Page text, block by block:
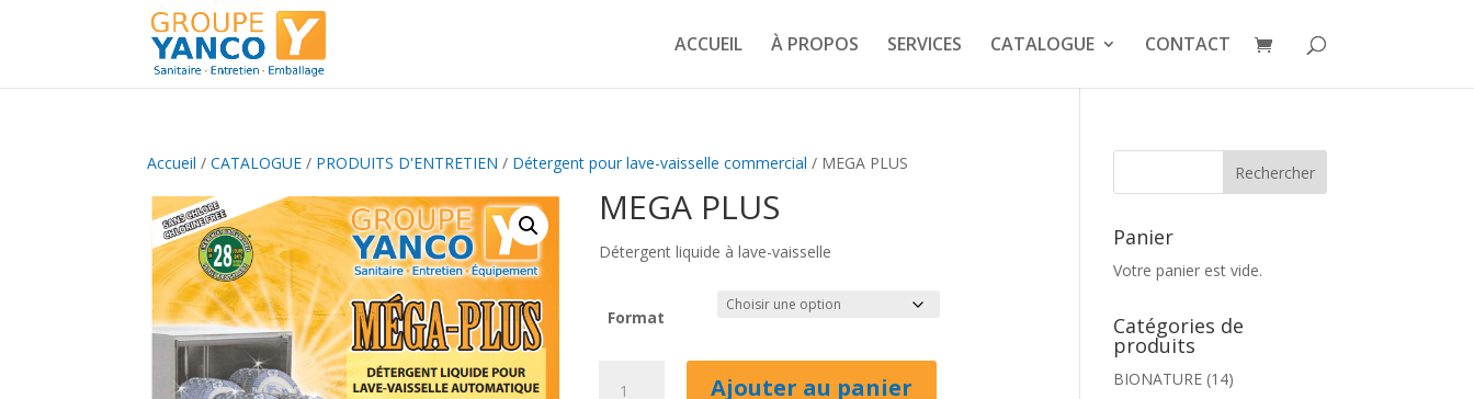
ACCUEIL À PROPOS SERVICES CATALOGUE CONTACT
Accueil /CATALOGUE / PRODUITS D'ENTRETIEN / Détergent pour lave-vaisselle commercial / MEGA PLUS
MEGA PLUS
Détergent liquide à lave-vaisselle
Format
Ajouter au panier
Panier
Votre panier est vide.
Catégories de
produits
BIONATURE (14)